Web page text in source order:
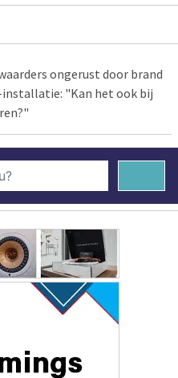
ongerust door brand
"Kan het ook bij